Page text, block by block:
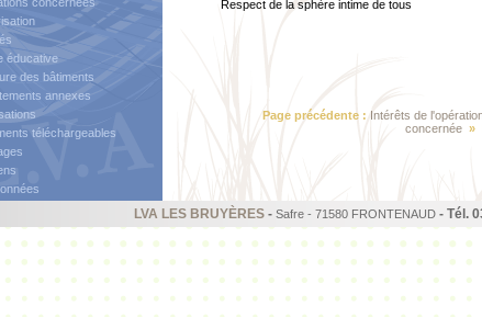
éducative
des bâtiments
annexes
téléchargeables
Respect de la sphère intime de tous
Page précédente : Intérêts de
concernée»
LVA LES BRUYÈRES - Safre - 71580 FRONTENAUD - Tél.